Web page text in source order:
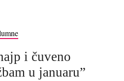
i čuveno
u januaru”